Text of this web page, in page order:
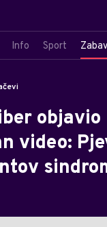
Info Sport
objavio
video: